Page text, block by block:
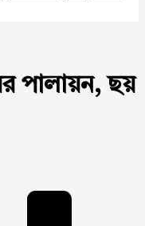
পালায়ন, ছয়